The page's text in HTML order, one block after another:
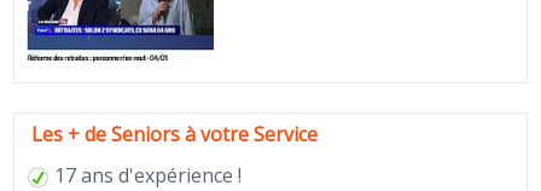
Les + de Seniors à votre Service
17 ans d'expérience !